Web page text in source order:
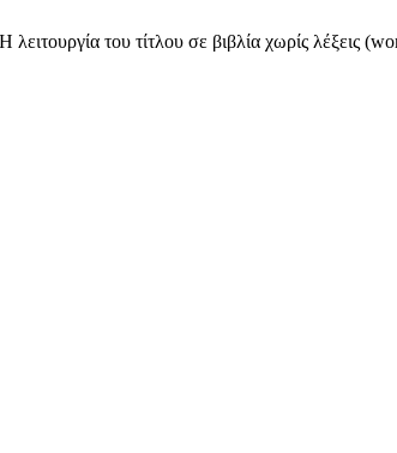
του τίτλου σε βιβλία χωρίς λέξεις